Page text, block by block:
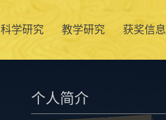
科学研究 教学研究 获奖信息
个人简介